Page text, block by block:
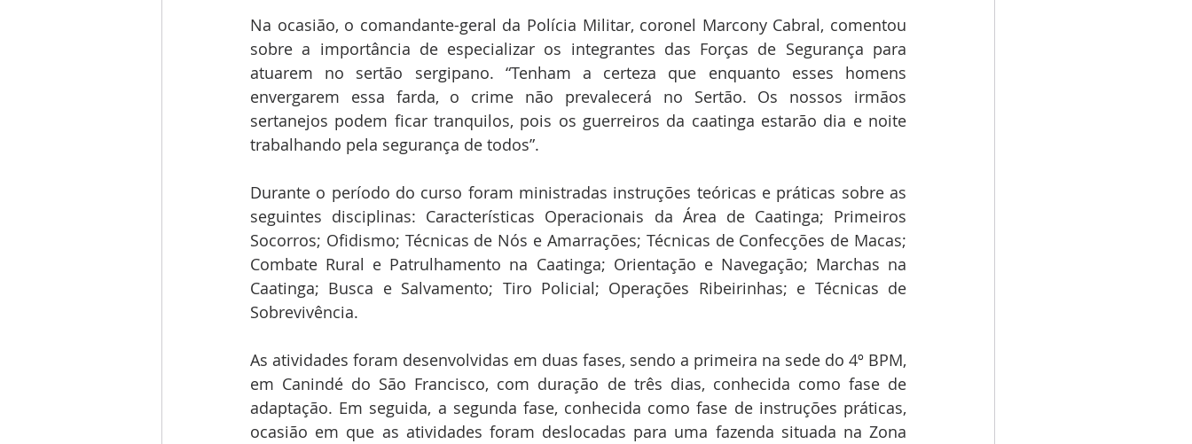
Na ocasião, o comandante-geral da Polícia Militar, coronel Marcony Cabral, comentou
sobre a importância de especializar os integrantes das Forças de Segurança para
atuarem no sertão sergipano. “Tenham a certeza que enquanto esses homens
envergarem essa farda, o crime não prevalecerá no Sertão. Os nossos irmãos
sertanejos podem ficar tranquilos, pois os guerreiros da caatinga estarão dia e noite
trabalhando pela segurança de todos”.
Durante o período do curso foram ministradas instruções teóricas e práticas sobre as
seguintes disciplinas: Características Operacionais da Área de Caatinga; Primeiros
Socorros; Ofidismo; Técnicas de Nós e Amarrações; Técnicas de Confecções de Macas;
Combate Rural e Patrulhamento na Caatinga; Orientação e Navegação; Marchas na
Caatinga; Busca e Salvamento; Tiro Policial; Operações Ribeirinhas; e Técnicas de
Sobrevivência.
As atividades foram desenvolvidas em duas fases, sendo a primeira na sede do 4º BPM,
em Canindé do São Francisco, com duração de três dias, conhecida como fase de
adaptação. Em seguida, a segunda fase, conhecida como fase de instruções práticas,
ocasião em que as atividades foram deslocadas para uma fazenda situada na Zona